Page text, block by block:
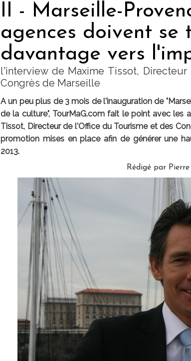
II - Marseille-
agences doivent se
davantage vers
l'interview de Maxime Tissot,
Congrès de Marseille
A un peu plus de 3 mois de l'inauguration de
de la culture", TourMaG.com fait le point avec les
Tissot, Directeur de l'Office du Tourisme et des
promotion mises en place afin de générer une
2013.
Rédigé par